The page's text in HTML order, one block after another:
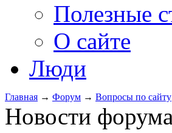
Полезные
О сайте
Люди
Главная → Форум → Вопросы по сайту
Новости форума